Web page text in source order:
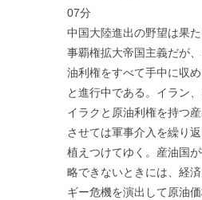
07分
中国大陸進出の野望は果
事覇権拡大帝国主義だが
油利権をすべて手中に収
と進行中である。イラン、
イラクと原油利権を持つ
させては軍事介入を繰り
植えつけてゆく。産油国
略できないときには、経
ギー危機を演出して原油